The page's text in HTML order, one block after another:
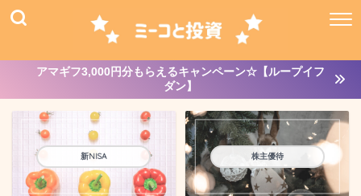
アマギフ3,000円分もらえるキャンペーン☆【ループイフ
ダン】
新NISA 株主優待